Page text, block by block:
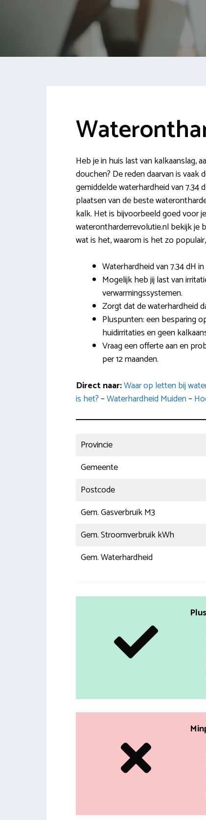
Heb je in huis last van kalkaanslag,
douchen? De reden daarvan is
gemiddelde waterhardheid van
plaatsen van de beste
kalk. Het is bijvoorbeeld goed voor
waterontharderrevolutie.nl bekijk je
wat is het, waarom is het zo
Waterhardheid van 7.34 dH
Mogelijk heb jij last van
verwarmingssystemen.
Zorgt dat de waterhardheid
Pluspunten: een besparing
huidirritaties en geen
Vraag een offerte aan en
per 12 maanden.
Direct naar:Waar op letten bij
is het?–Waterhardheid Muiden–
Provincie
Gemeente
Postcode
Gem. Gasverbruik M3
Gem. Stroomverbruik kWh
Gem. Waterhardheid